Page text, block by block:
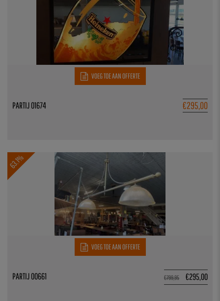
VOEG TOE AAN OFFERTE
€295,00
PARTIJ 01674
63.1%
VOEG TOE AAN OFFERTE
€799,95 €295,00
PARTIJ 00661